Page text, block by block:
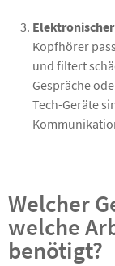
Kopfhörer
und filtert
Gespräche
Tech-Geräte
Welcher
welche
benötigt?